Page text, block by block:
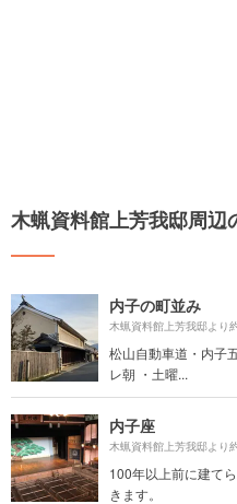
木蝋資料館上芳我邸周辺
内子の町並み
木蝋資料館上芳我邸より
松山自動車道・内子
レ朝 ・土曜...
内子座
木蝋資料館上芳我邸より
100年以上前に建て
きます。